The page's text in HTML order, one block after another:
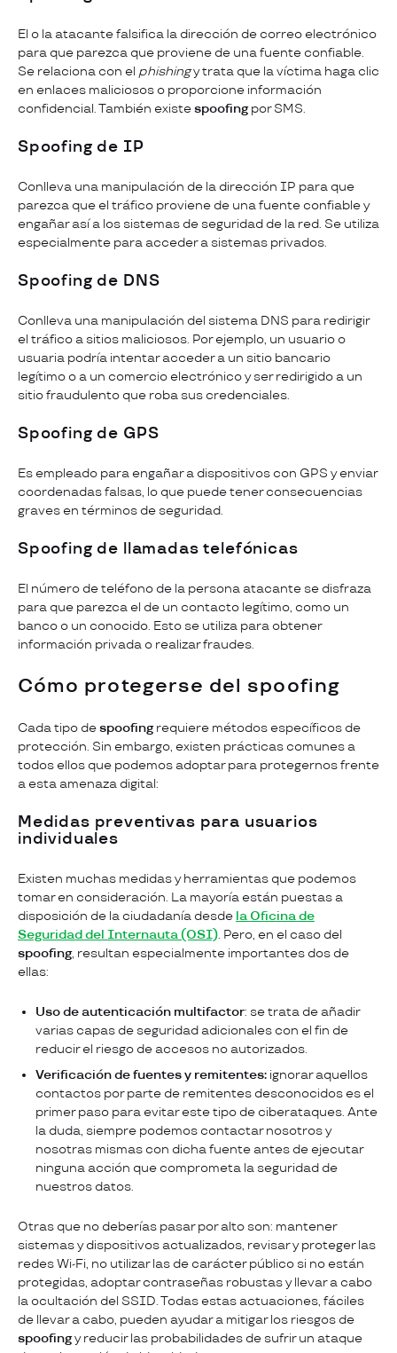
El o la atacante falsifica la dirección de correo electrónico
para que parezca que proviene de una fuente confiable.
Se relaciona con el phishingy trata que la víctima haga clic
en enlaces maliciosos o proporcione información
confidencial. También existespoofingpor SMS.
Spoofing de IP
Conlleva una manipulación de la dirección IP para que
parezca que el tráfico proviene de una fuente confiable y
engañar así a los sistemas de seguridad de la red. Se utiliza
especialmente para acceder a sistemas privados.
Spoofing de DNS
Conlleva una manipulación del sistema DNS para redirigir
el tráfico a sitios maliciosos. Por ejemplo, un usuario o
usuaria podría intentar acceder a un sitio bancario
legítimo o a un comercio electrónico y ser redirigido a un
sitio fraudulento que roba sus credenciales.
Spoofing de GPS
Es empleado para engañar a dispositivos con GPS y enviar
coordenadas falsas, lo que puede tener consecuencias
graves en términos de seguridad.
Spoofing de llamadas telefónicas
El número de teléfono de la persona atacante se disfraza
para que parezca el de un contacto legítimo, como un
banco o un conocido. Esto se utiliza para obtener
información privada o realizar fraudes.
Cómo protegerse del spoofing
Cada tipo despoofingrequiere métodos específicos de
protección. Sin embargo, existen prácticas comunes a
todos ellos que podemos adoptar para protegernos frente
a esta amenaza digital:
Medidas preventivas para usuarios
individuales
Existen muchas medidas y herramientas que podemos
tomar en consideración. La mayoría están puestas a
disposición de la ciudadanía desde la Oficina de
Seguridad del Internauta (OSI). Pero, en el caso del
spoofing, resultan especialmente importantes dos de
ellas:
Uso de autenticación multifactor: se trata de añadir
varias capas de seguridad adicionales con el fin de
reducir el riesgo de accesos no autorizados.
Verificación de fuentes y remitentes: ignorar aquellos
contactos por parte de remitentes desconocidos es el
primer paso para evitar este tipo de ciberataques. Ante
la duda, siempre podemos contactar nosotros y
nosotras mismas con dicha fuente antes de ejecutar
ninguna acción que comprometa la seguridad de
nuestros datos.
Otras que no deberías pasar por alto son: mantener
sistemas y dispositivos actualizados, revisar y proteger las
redes Wi-Fi, no utilizar las de carácter público si no están
protegidas, adoptar contraseñas robustas y llevar a cabo
la ocultación del SSID. Todas estas actuaciones, fáciles
de llevar a cabo, pueden ayudar a mitigar los riesgos de
spoofingy reducir las probabilidades de sufrir un ataque